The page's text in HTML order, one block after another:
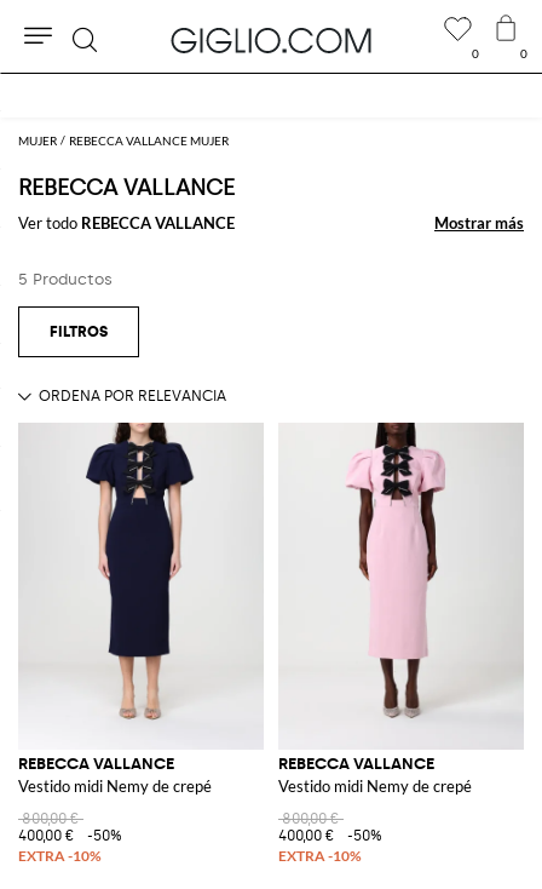
MUJER REBECCA VALLANCE MUJER
REBECCA VALLANCE
Ver todo REBECCA VALLANCE Mostrar más
Mostrar más
5 Productos
REBECCA VALLANCE
Vestido midi Nemy de crepé
800,00 €
400,00 €
-50%
REBECCA VALLANCE
Vestido midi Nemy de crepé
800,00 €
400,00 €
-50%
0 0
Buscar